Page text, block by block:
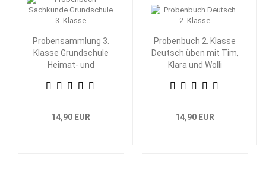
Probensammlung 3.
Klasse Grundschule
Heimat- und
14,90 EUR
Probenbuch 2. Klasse
Deutsch üben mit Tim,
Klara und Wolli
14,90 EUR